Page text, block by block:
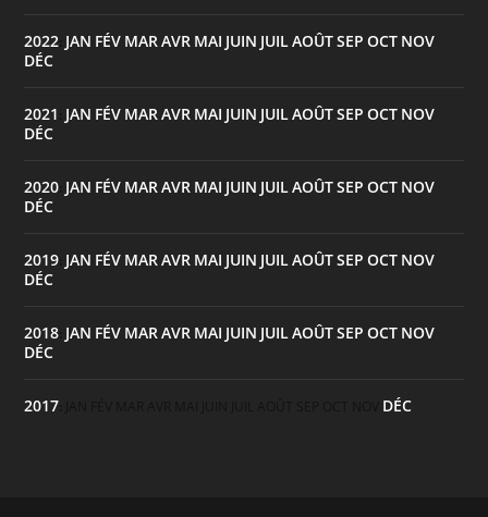
2022 JAN FÉV MARAVR MAI JUIN JUILAOÛTSEP OCT NOV
DÉC
2021 JAN FÉV MARAVR MAI JUIN JUILAOÛTSEP OCT NOV
DÉC
2020 JAN FÉV MARAVR MAI JUIN JUILAOÛTSEP OCT NOV
DÉC
2019 JAN FÉV MARAVR MAI JUIN JUILAOÛTSEP OCT NOV
DÉC
2018 JAN FÉV MARAVR MAI JUIN JUILAOÛTSEP OCT NOV
DÉC
2017 DÉC